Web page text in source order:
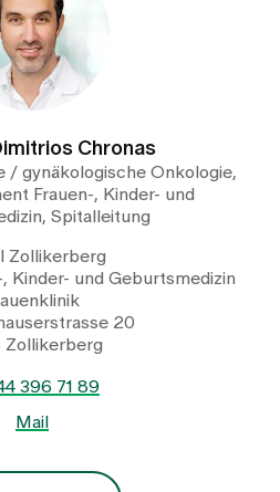
Chronas
/ gynäkologische Onkologie,
Frauen-, Kinder- und
Spitalleitung
Zollikerberg
Kinder- und Geburtsmedizin
20
Zollikerberg
396 71 89
Mail